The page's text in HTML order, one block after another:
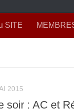
SITE
2015
soir : AC et